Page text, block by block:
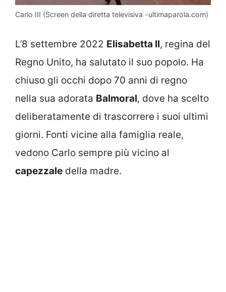
Carlo III (Screen della diretta televisiva -ultimaparola.com)
L’8 settembre 2022 Elisabetta II, regina del
Regno Unito, ha salutato il suo popolo. Ha
chiuso gli occhi dopo 70 anni di regno
nella sua adorata Balmoral, dove ha scelto
deliberatamente di trascorrere i suoi ultimi
giorni. Fonti vicine alla famiglia reale,
vedono Carlo sempre più vicino al
capezzale della madre.